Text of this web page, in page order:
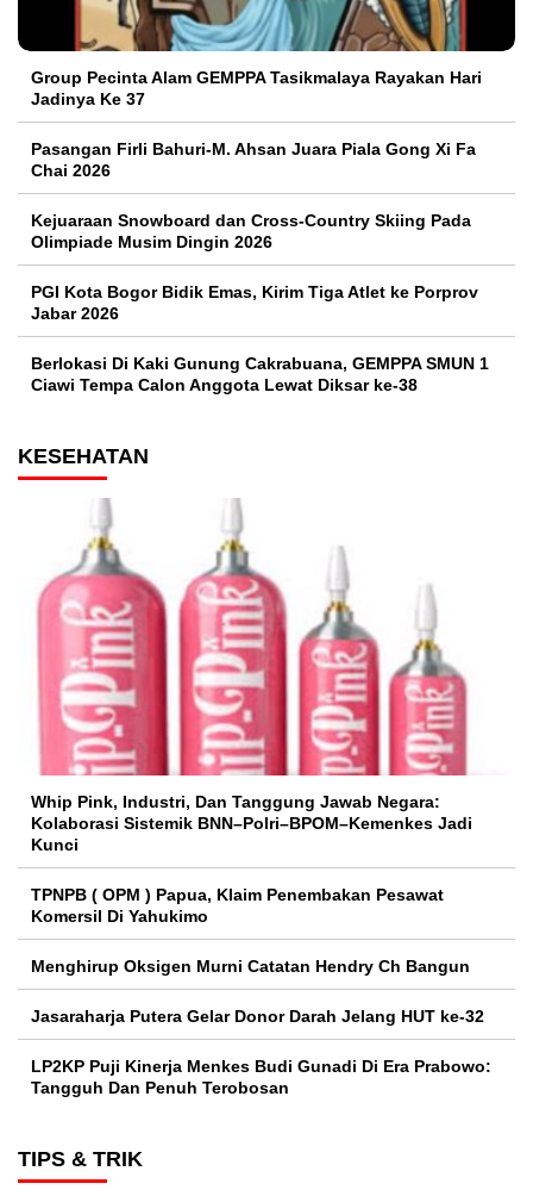
Group Pecinta Alam GEMPPA Tasikmalaya Rayakan Hari
Jadinya Ke 37
Pasangan Firli Bahuri-M. Ahsan Juara Piala Gong Xi Fa
Chai 2026
Kejuaraan Snowboard dan Cross-Country Skiing Pada
Olimpiade Musim Dingin 2026
PGI Kota Bogor Bidik Emas, Kirim Tiga Atlet ke Porprov
Jabar 2026
Berlokasi Di Kaki Gunung Cakrabuana, GEMPPA SMUN 1
Ciawi Tempa Calon Anggota Lewat Diksar ke-38
KESEHATAN
Whip Pink, Industri, Dan Tanggung Jawab Negara:
Kolaborasi Sistemik BNN–Polri–BPOM–Kemenkes Jadi
Kunci
TPNPB ( OPM ) Papua, Klaim Penembakan Pesawat
Komersil Di Yahukimo
Menghirup Oksigen Murni Catatan Hendry Ch Bangun
Jasaraharja Putera Gelar Donor Darah Jelang HUT ke-32
LP2KP Puji Kinerja Menkes Budi Gunadi Di Era Prabowo:
Tangguh Dan Penuh Terobosan‎
TIPS & TRIK